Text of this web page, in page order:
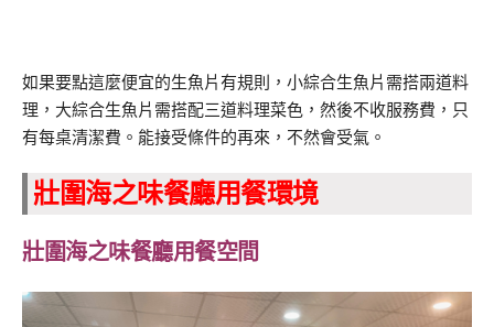
如果要點這麼便宜的生魚片有規則，小綜合生魚片需搭兩道料
理，大綜合生魚片需搭配三道料理菜色，然後不收服務費，只
有每桌清潔費。能接受條件的再來，不然會受氣。
壯圍海之味餐廳用餐環境
壯圍海之味餐廳用餐空間